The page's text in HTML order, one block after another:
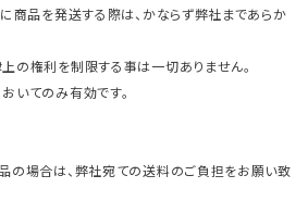
商品を発送する際は、かならず弊社まであらか
権利を制限する事は一切ありません。
てのみ有効です。
場合は、弊社宛ての送料のご負担をお願い致